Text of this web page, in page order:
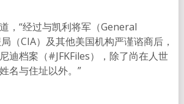
，“经过与凯利将军（General
（CIA）及其他美国机构严谨谘商后，
迪档案（#JFKFiles），除了尚在人世
名与住址以外。”